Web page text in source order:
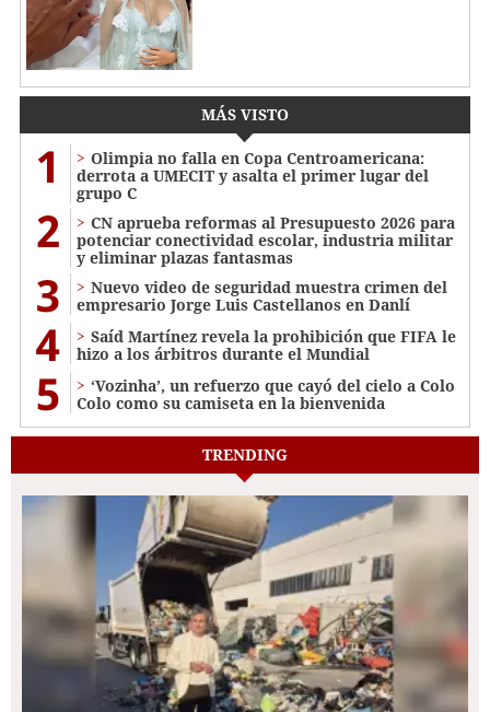
MÁS VISTO
1
Olimpia no falla en Copa Centroamericana:
derrota a UMECIT y asalta el primer lugar del
grupo C
2
CN aprueba reformas al Presupuesto 2026 para
potenciar conectividad escolar, industria militar
y eliminar plazas fantasmas
3
Nuevo video de seguridad muestra crimen del
empresario Jorge Luis Castellanos en Danlí
4
Saíd Martínez revela la prohibición que FIFA le
hizo a los árbitros durante el Mundial
5
‘Vozinha’, un refuerzo que cayó del cielo a Colo
Colo como su camiseta en la bienvenida
TRENDING